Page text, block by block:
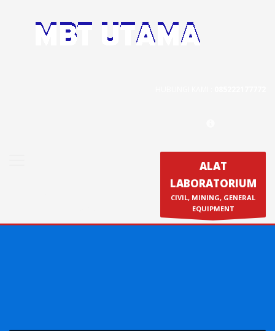
Contact Us
ALAT
LABORATORIUM
CIVIL, MINING, GENERAL
EQUIPMENT